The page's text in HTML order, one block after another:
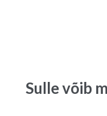
Sulle võib